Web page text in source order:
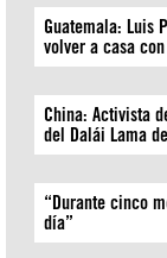
Guatemala: Luis
volver a casa
China: Activista
del Dalái Lama
“Durante cinco
día”